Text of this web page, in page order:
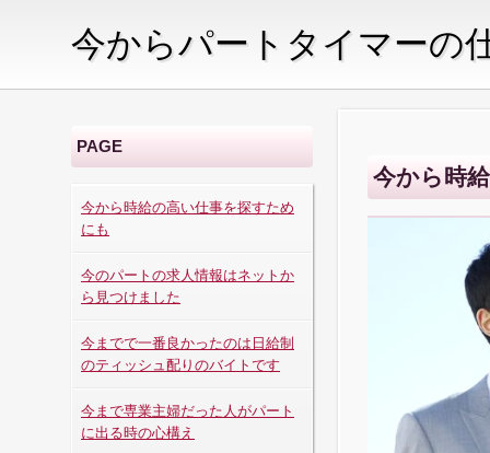
今からパートタイマーの
PAGE
今から時給の高い仕事を探すため
にも
今のパートの求人情報はネットか
ら見つけました
今までで一番良かったのは日給制
のティッシュ配りのバイトです
今まで専業主婦だった人がパート
に出る時の心構え
今から時